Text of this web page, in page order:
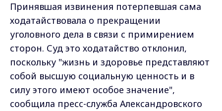
Принявшая извинения потерпевшая сама
ходатайствовала о прекращении
уголовного дела в связи с примирением
сторон. Суд это ходатайство отклонил,
поскольку "жизнь и здоровье представляют
собой высшую социальную ценность и в
силу этого имеют особое значение",
сообщила пресс-служба Александровского